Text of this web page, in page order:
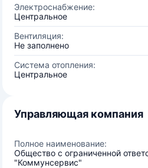
Электроснабжение:
Центральное
Вентиляция:
Не заполнено
Система отопления:
Центральное
Управляющая компания
Полное наименование:
Общество с ограниченной
"Коммунсервис"